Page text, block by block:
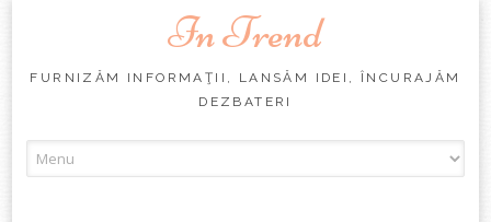
In Trend
FURNIZĂM INFORMAŢII, LANSĂM IDEI, ÎNCURAJĂM
DEZBATERI
to